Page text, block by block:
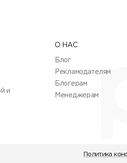
и
О НАС
Блог
Рекламодателям
Блогерам
Менеджерам
Политика